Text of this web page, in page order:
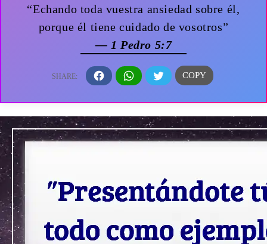
“Echando toda vuestra ansiedad sobre él,
porque él tiene cuidado de vosotros”
— 1 Pedro 5:7